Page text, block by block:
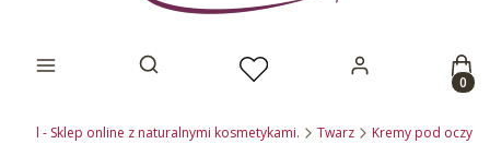
Otwórz wyszukiwarkę
- Sklep online z naturalnymi kosmetykami. Twarz Kremy pod oczy